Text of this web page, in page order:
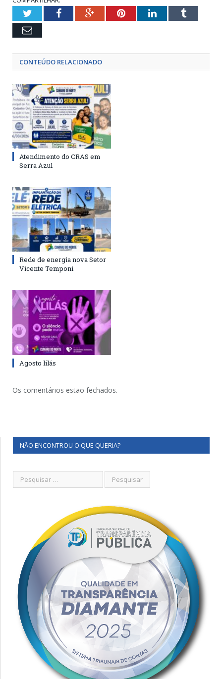
TwitterFacebookGoogle+PinterestLinkedInTumblr
Email
CONTEÚDO RELACIONADO
Atendimento do CRAS em
Serra Azul
Rede de energia nova Setor
Vicente Temponi
Agosto lilás
Os comentários estão fechados.
NÃO ENCONTROU O QUE QUERIA?